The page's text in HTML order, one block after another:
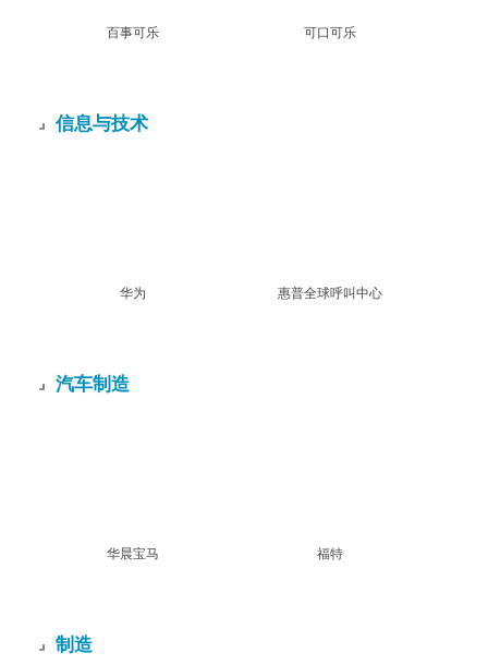
百事可乐 可口可乐
信息与技术
华为 惠普全球呼叫中心
汽车制造
华晨宝马 福特
制造